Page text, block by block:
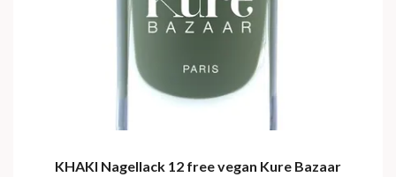
KHAKI Nagellack 12 free vegan Kure Bazaar